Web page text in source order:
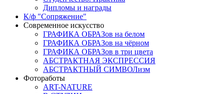
Дипломы и награды
К/ф "Сопряжение"
Современное искусство
ГРАФИКА ОБРАЗов на белом
ГРАФИКА ОБРАЗов на чёрном
ГРАФИКА ОБРАЗов в три цвета
АБСТРАКТНАЯ ЭКСПРЕССИЯ
АБСТРАКТНЫЙ СИМВОЛизм
Фотоработы
ART-NATURE